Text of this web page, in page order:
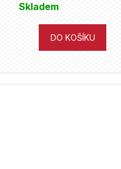
Skladem
DO KOŠÍKU